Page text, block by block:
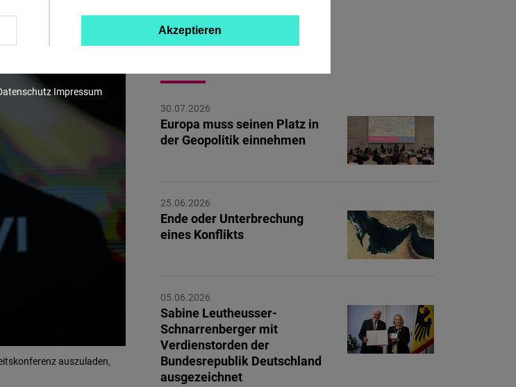
auszuladen,
30.07.2026
Europa muss seinen Platz in
der Geopolitik einnehmen
25.06.2026
Ende oder Unterbrechung
eines Konflikts
05.06.2026
Sabine Leutheusser-
Schnarrenberger mit
Verdienstorden der
Bundesrepublik Deutschland
ausgezeichnet
Embed
Instagram
Embed
Google
Maps
Embed
Newsletter2go
Akzeptieren
Impressum